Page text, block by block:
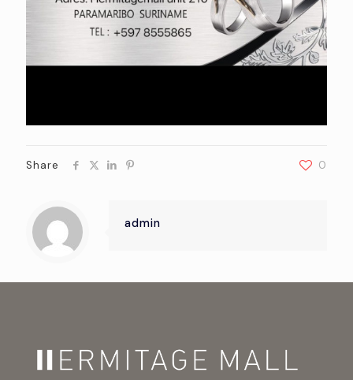
Share 0
admin